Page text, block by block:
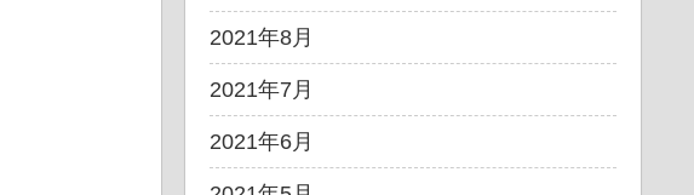
2021年8月
2021年7月
2021年6月